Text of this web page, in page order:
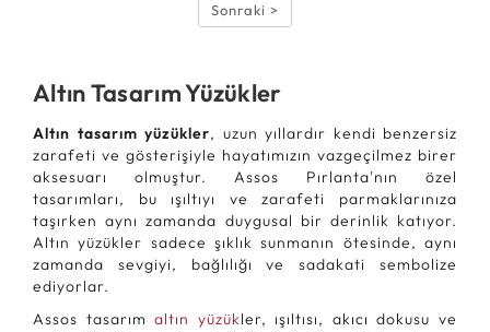
Sonraki >
Altın Tasarım Yüzükler
Altın tasarım yüzükler, uzun yıllardır kendi benzersiz
zarafeti ve gösterişiyle hayatımızın vazgeçilmez birer
aksesuarı olmuştur. Assos Pırlanta'nın özel
tasarımları, bu ışıltıyı ve zarafeti parmaklarınıza
taşırken aynı zamanda duygusal bir derinlik katıyor.
Altın yüzükler sadece şıklık sunmanın ötesinde, aynı
zamanda sevgiyi, bağlılığı ve sadakati sembolize
ediyorlar.
Assos tasarımaltın yüzükler, ışıltısı, akıcı dokusu ve